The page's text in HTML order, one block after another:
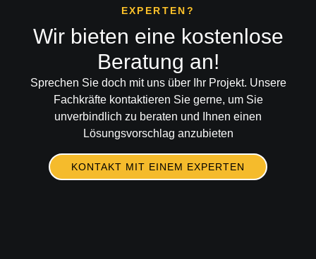
EXPERTEN?
Wir bieten eine kostenlose
Beratung an!
Sprechen Sie doch mit uns über Ihr Projekt. Unsere
Fachkräfte kontaktieren Sie gerne, um Sie
unverbindlich zu beraten und Ihnen einen
Lösungsvorschlag anzubieten
KONTAKT MIT EINEM EXPERTEN